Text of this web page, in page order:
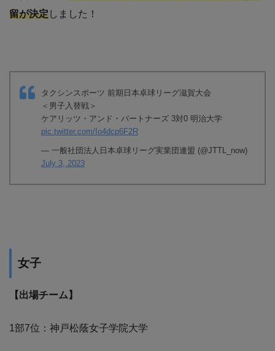
留が決定しました！
タクシンスポーツ 前期日本卓球リーグ滋賀大会
＜男子入替戦＞
ケアリッツ・アンド・パートナーズ 3対0 明治大学
pic.twitter.com/Io4dcp6F2R
— 一般社団法人日本卓球リーグ実業団連盟 (@JTTL_now)
July 3, 2023
女子
【出場チーム】
1部7位：神戸松蔭女子学院大学